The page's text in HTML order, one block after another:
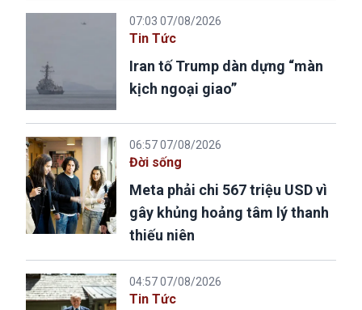
07:03 07/08/2026
Tin Tức
Iran tố Trump dàn dựng “màn
kịch ngoại giao”
06:57 07/08/2026
Đời sống
Meta phải chi 567 triệu USD vì
gây khủng hoảng tâm lý thanh
thiếu niên
04:57 07/08/2026
Tin Tức